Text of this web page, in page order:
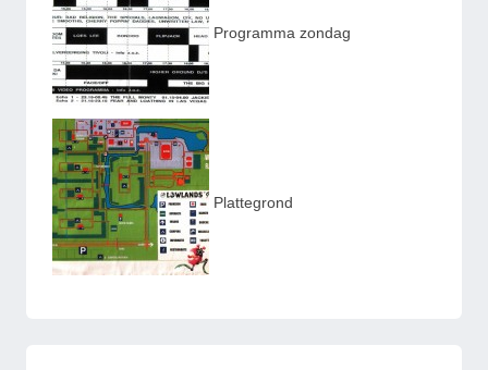
Programma zondag
Plattegrond